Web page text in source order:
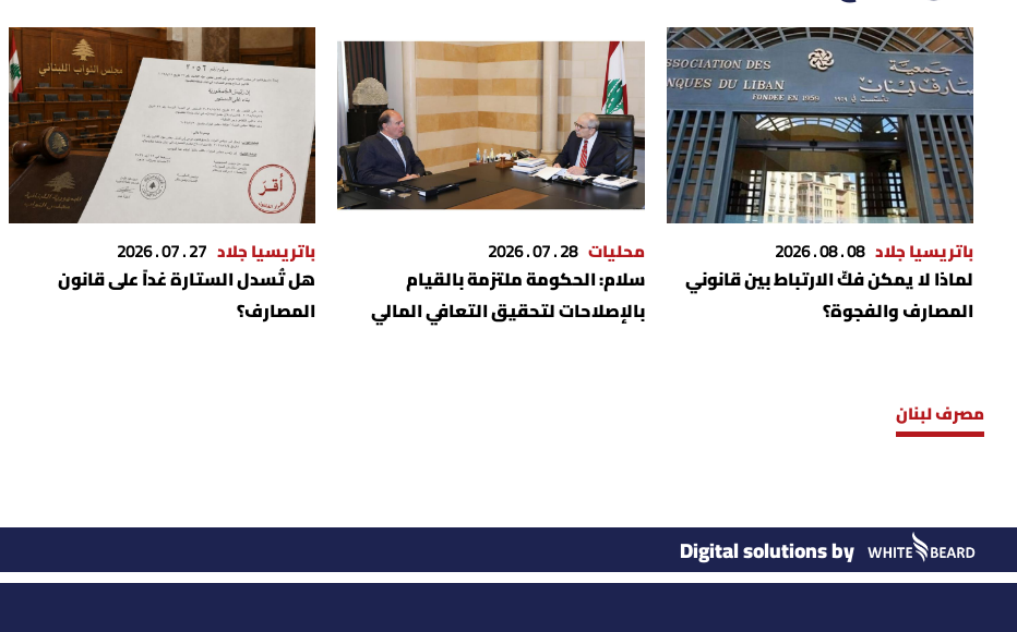
باتريسيا جلاد 08 . 08 . 2026
لماذا لا يمكن فكّ الارتباط بين قانوني
المصارف والفجوة؟
محليات 28 . 07 . 2026
سلام: الحكومة ملتزمة بالقيام
بالإصلاحات لتحقيق التعافي المالي
باتريسيا جلاد 27 . 07 . 2026
هل تُسدل الستارة غداً على قانون
المصارف؟
مصرف لبنان
Digital solutions by